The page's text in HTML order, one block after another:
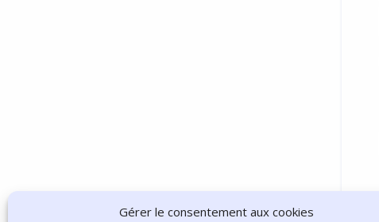
Gérer le consentement aux cookies